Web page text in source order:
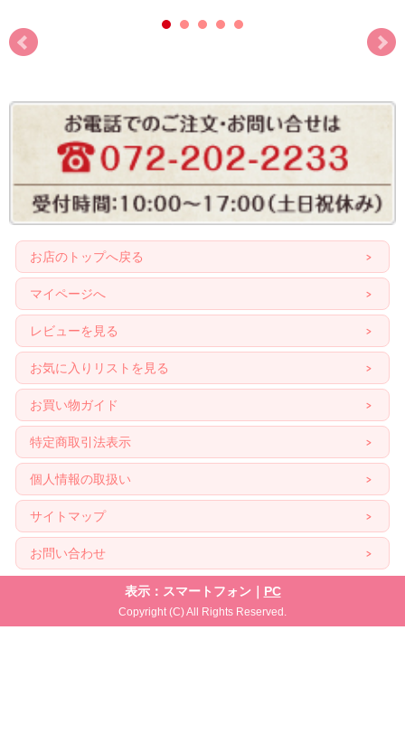
お店のトップへ戻る
マイページへ
レビューを見る
お気に入りリストを見る
お買い物ガイド
特定商取引法表示
個人情報の取扱い
サイトマップ
お問い合わせ
表示：スマートフォン｜ PC
Copyright (C) All Rights Reserved.